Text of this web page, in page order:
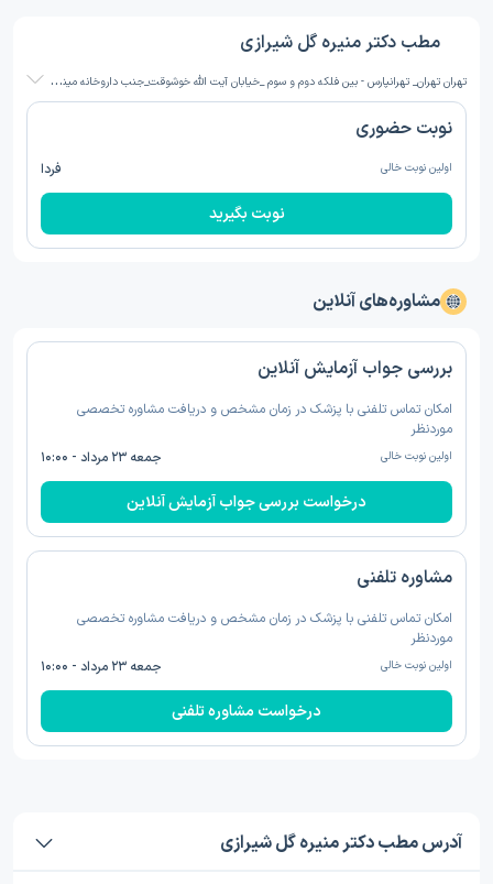
مطب دکتر منیره گل شیرازی
ت
هران تهران_ تهرانپارس - بین فلکه دوم و سوم _خیابان آیت الله خوشوقت_جنب داروخانه مینا_کوچه 188 شرقی(شهید رحمانی)ساختمان 114_طبقه اول
نوبت حضوری
اولین نوبت خالی فردا
نوبت بگیرید
مشاوره‌های آنلاین
بررسی جواب آزمایش آنلاین
امکان تماس تلفنی با پزشک در زمان مشخص و دریافت مشاوره تخصصی
موردنظر
اولین نوبت خالی جمعه ۲۳ مرداد - ۱۰:۰۰
درخواست بررسی جواب آزمایش آنلاین
مشاوره تلفنی
امکان تماس تلفنی با پزشک در زمان مشخص و دریافت مشاوره تخصصی
موردنظر
اولین نوبت خالی جمعه ۲۳ مرداد - ۱۰:۰۰
درخواست مشاوره تلفنی
آدرس مطب دکتر منیره گل شیرازی